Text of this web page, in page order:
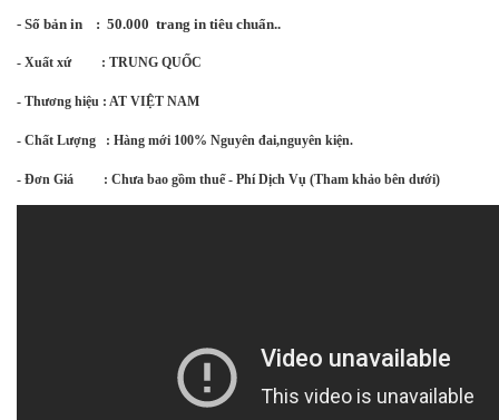
- Số bản in : 50.000 trang in tiêu chuẩn..
- Xuất xứ : TRUNG QUỐC
- Thương hiệu : AT VIỆT NAM
- Chất Lượng : Hàng mới 100% Nguyên đai,nguyên kiện.
- Đơn Giá : Chưa bao gồm thuế - Phí Dịch Vụ (Tham khảo bên dưới)